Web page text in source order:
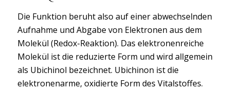
Die Funktion beruht also auf einer abwechselnden
Aufnahme und Abgabe von Elektronen aus dem
Molekül (Redox-Reaktion). Das elektronenreiche
Molekül ist die reduzierte Form und wird allgemein
als Ubichinol bezeichnet. Ubichinon ist die
elektronenarme, oxidierte Form des Vitalstoffes.